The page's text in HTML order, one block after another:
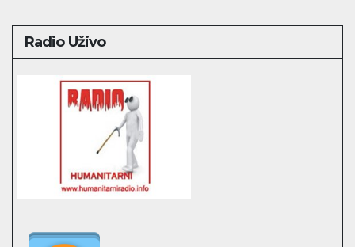
Radio Uživo